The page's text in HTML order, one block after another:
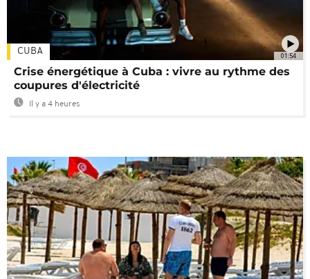
01:54
CUBA
Crise énergétique à Cuba : vivre au rythme des
coupures d'électricité
Il y a 4 heures